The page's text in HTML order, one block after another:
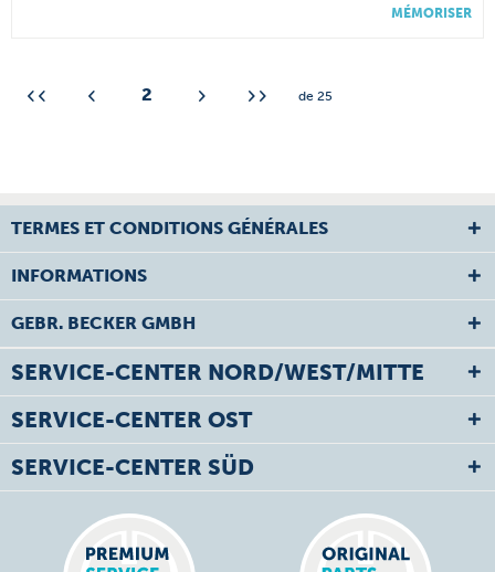
MÉMORISER
2 de 25
TERMES ET CONDITIONS GÉNÉRALES
INFORMATIONS
GEBR. BECKER GMBH
SERVICE-CENTER NORD/WEST/MITTE
SERVICE-CENTER OST
SERVICE-CENTER SÜD